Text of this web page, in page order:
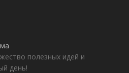
полезных идей и
день!